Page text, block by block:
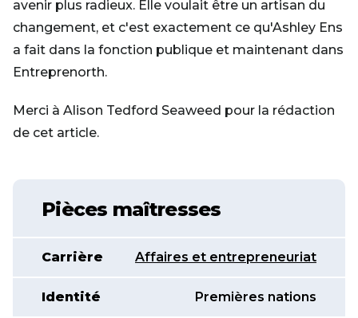
avenir plus radieux. Elle voulait être un artisan du
changement, et c'est exactement ce qu'Ashley Ens
a fait dans la fonction publique et maintenant dans
Entreprenorth.
Merci à Alison Tedford Seaweed pour la rédaction
de cet article.
Pièces maîtresses
Carrière Affaires et entrepreneuriat
Identité Premières nations